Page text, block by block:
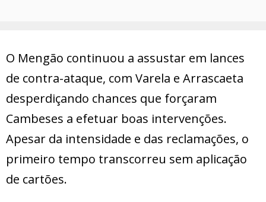
O Mengão continuou a assustar em lances
de contra-ataque, com Varela e Arrascaeta
desperdiçando chances que forçaram
Cambeses a efetuar boas intervenções.
Apesar da intensidade e das reclamações, o
primeiro tempo transcorreu sem aplicação
de cartões.